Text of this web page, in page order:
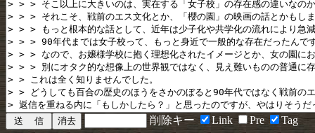
削除キー Link Pre Tag